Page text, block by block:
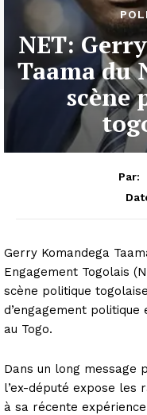
NET:
Taama du
scène
Par:
Gerry Komandega
Engagement Togolais
scène politique
d’engagement
au Togo.
Dans un long message
l’ex-député expose les
à sa récente